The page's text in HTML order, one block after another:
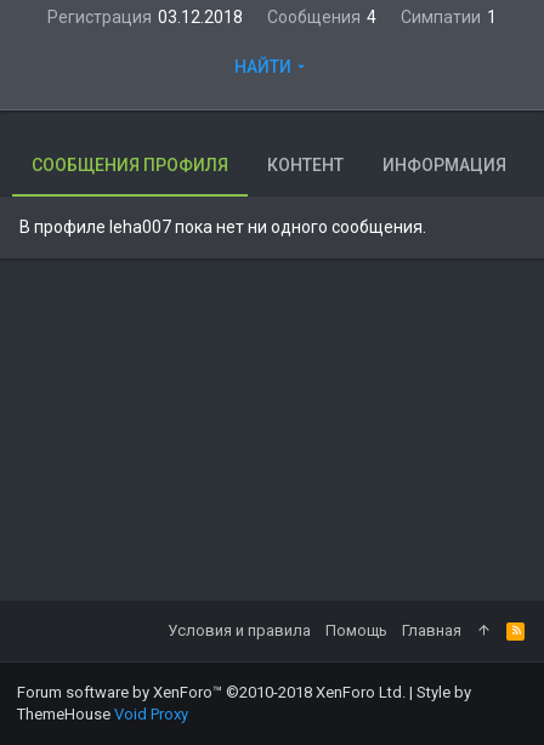
Регистрация 03.12.2018 Сообщения 4 Симпатии 1
НАЙТИ
СООБЩЕНИЯ ПРОФИЛЯ КОНТЕНТ ИНФОРМАЦИЯ
В профиле leha007 пока нет ни одного сообщения.
Условия и правила Помощь Главная
Forum software by XenForo™ ©2010-2018 XenForo Ltd. | Style by
ThemeHouse Void Proxy